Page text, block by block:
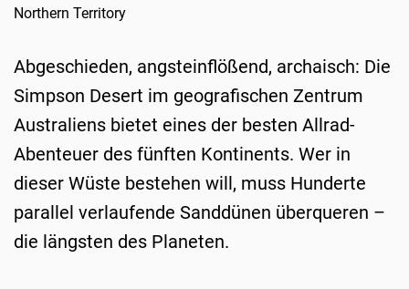
Northern Territory
Abgeschieden, angsteinflößend, archaisch: Die
Simpson Desert im geografischen Zentrum
Australiens bietet eines der besten Allrad-
Abenteuer des fünften Kontinents. Wer in
dieser Wüste bestehen will, muss Hunderte
parallel verlaufende Sanddünen überqueren –
die längsten des Planeten.